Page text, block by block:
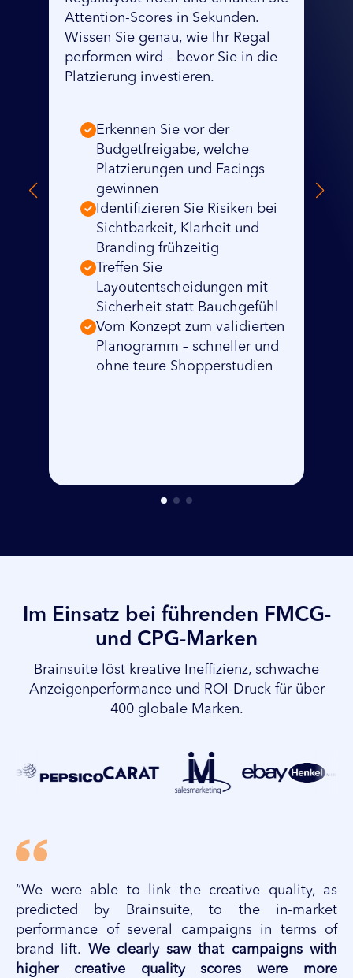
Scores in Sekunden.
Sie genau, wie Ihr Regal
wird – bevor Sie in die
investieren.
Erkennen Sie vor der
Budgetfreigabe, welche
Platzierungen und Facings
gewinnen
Identifizieren Sie Risiken bei
Sichtbarkeit, Klarheit und
Branding frühzeitig
Treffen Sie
Layoutentscheidungen mit
Sicherheit statt Bauchgefühl
Vom Konzept zum validierten
Planogramm – schneller und
ohne teure Shopperstudien
präzise
Im Einsatz bei führenden FMCG-
und CPG-Marken
Brainsuite löst kreative Ineffizienz, schwache
Anzeigenperformance und ROI-Druck für über
400 globale Marken.
“We were able to link the creative quality, as
predicted by Brainsuite, to the in-market
performance of several campaigns in terms of
brand lift.​ We clearly saw that campaigns with
higher creative quality scores were more